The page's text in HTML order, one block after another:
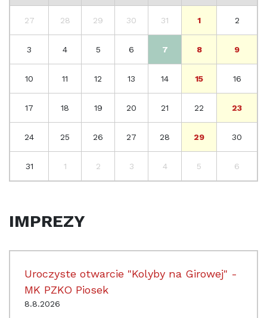
27 28 29 30 31 1 2
3 4 5 6 7 8 9
10 11 12 13 14 15 16
17 18 19 20 21 22 23
24 25 26 27 28 29 30
31 1 2 3 4 5 6
IMPREZY
Uroczyste otwarcie "Kolyby na Girowej" -
MK PZKO Piosek
8.8.2026